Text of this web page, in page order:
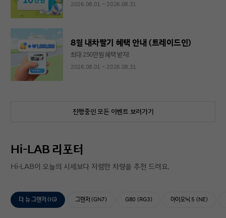
2026.08.01 ~ 2026.08.31
8월 내차팔기 혜택 안내 (트레이드인)
최대 250만원 혜택 받자!
2026.08.01 ~ 2026.08.31
진행중인 모든 이벤트 보러가기
Hi-LAB 리포터
Hi-LAB이 오늘의 시세보다 저렴한 차량을 추천 드려요.
더 뉴 그랜저 (IG) 그랜저 (GN7) G80 (RG3) 아이오닉 5 (NE)